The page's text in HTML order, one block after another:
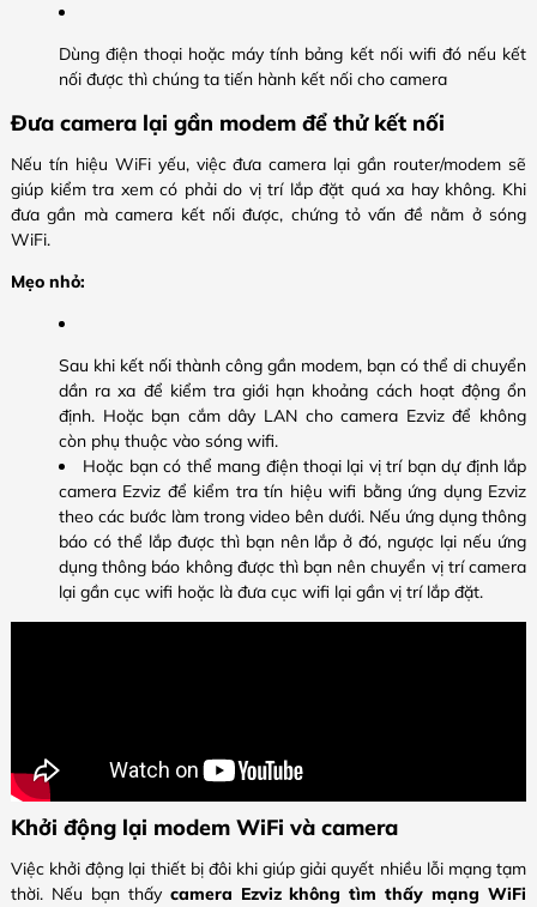
Dùng điện thoại hoặc máy tính bảng kết nối wifi đó nếu kết
nối được thì chúng ta tiến hành kết nối cho camera
Đưa camera lại gần modem để thử kết nối
Nếu tín hiệu WiFi yếu, việc đưa camera lại gần router/modem sẽ
giúp kiểm tra xem có phải do vị trí lắp đặt quá xa hay không. Khi
đưa gần mà camera kết nối được, chứng tỏ vấn đề nằm ở sóng
WiFi.
Mẹo nhỏ:
Sau khi kết nối thành công gần modem, bạn có thể di chuyển
dần ra xa để kiểm tra giới hạn khoảng cách hoạt động ổn
định. Hoặc bạn cắm dây LAN cho camera Ezviz để không
còn phụ thuộc vào sóng wifi.
Hoặc bạn có thể mang điện thoại lại vị trí bạn dự định lắp
camera Ezviz để kiểm tra tín hiệu wifi bằng ứng dụng Ezviz
theo các bước làm trong video bên dưới. Nếu ứng dụng thông
báo có thể lắp được thì bạn nên lắp ở đó, ngược lại nếu ứng
dụng thông báo không được thì bạn nên chuyển vị trí camera
lại gần cục wifi hoặc là đưa cục wifi lại gần vị trí lắp đặt.
Khởi động lại modem WiFi và camera
Việc khởi động lại thiết bị đôi khi giúp giải quyết nhiều lỗi mạng tạm
thời. Nếu bạn thấy camera Ezviz không tìm thấy mạng WiFi